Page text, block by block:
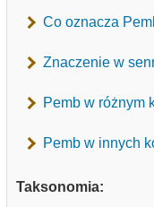
Co oznacza
Znaczenie w
Pemb w różnym
Pemb w innych
Taksonomia: